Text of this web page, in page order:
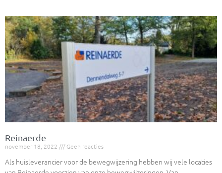
Reinaerde
november 18, 2022 Geen reacties
Als huisleverancier voor de bewegwijzering hebben wij vele locaties